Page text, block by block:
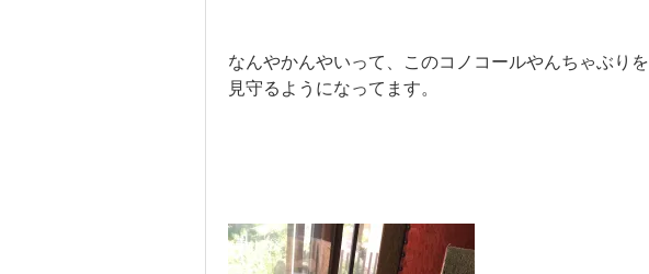
なんやかんやいって、このコノコールやんちゃぶりを
見守るようになってます。